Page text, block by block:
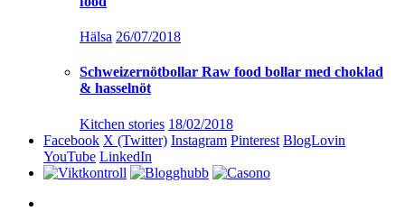
Hälsa 26/07/2018
Schweizernötbollar Raw food bollar med choklad
& hasselnöt
Kitchen stories 18/02/2018
Facebook X (Twitter) Instagram Pinterest BlogLovin
YouTube LinkedIn